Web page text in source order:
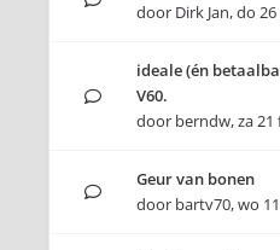
door Dirk Jan,do 26
ideale (én
V60.
door berndw,za 21
Geur van bonen
door bartv70,wo